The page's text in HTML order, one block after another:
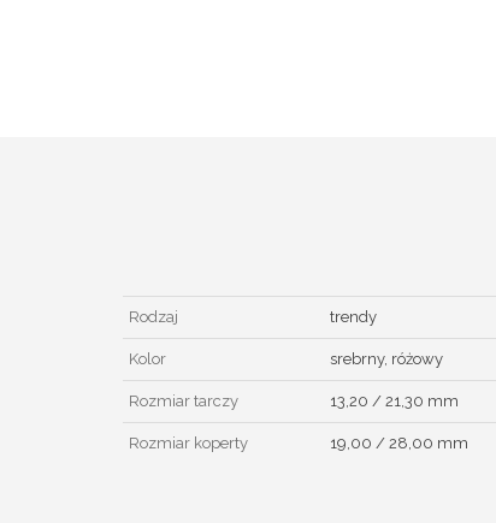
Rodzaj trendy
Kolor srebrny, różowy
Rozmiar tarczy 13,20 / 21,30 mm
Rozmiar koperty 19,00 / 28,00 mm